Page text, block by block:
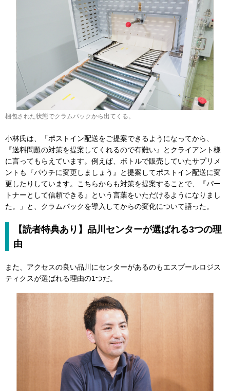
梱包された状態でクラムパックから出てくる。
小林氏は、「ポストイン配送をご提案できるようになってから、
『送料問題の対策を提案してくれるので有難い』とクライアント様
に言ってもらえています。例えば、ボトルで販売していたサプリメ
ントも『パウチに変更しましょう』と提案してポストイン配送に変
更したりしています。こちらからも対策を提案することで、『パー
トナーとして信頼できる』という言葉をいただけるようになりまし
た。」と、クラムパックを導入してからの変化について語った。
【読者特典あり】品川センターが選ばれる3つの理
由
また、アクセスの良い品川にセンターがあるのもエスプールロジス
ティクスが選ばれる理由の1つだ。